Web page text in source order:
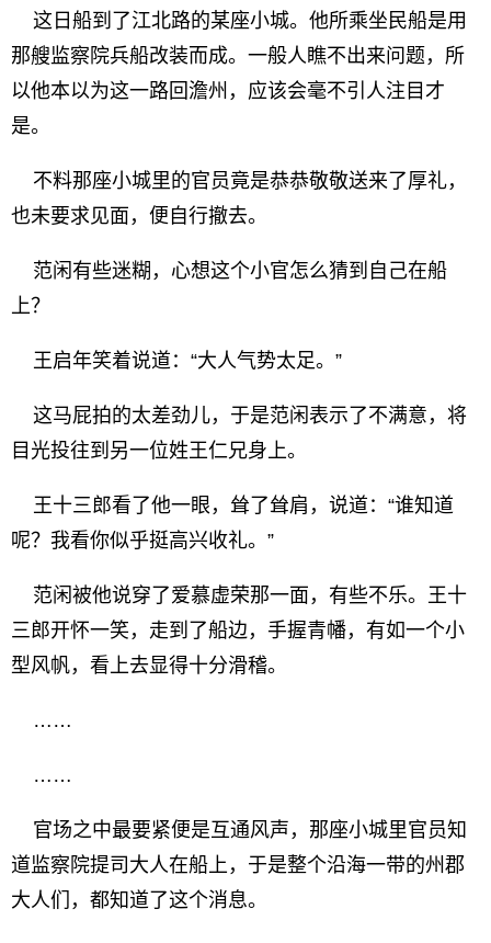
这日船到了江北路的某座小城。他所乘坐民船是用
那艘监察院兵船改装而成。一般人瞧不出来问题，所
以他本以为这一路回澹州，应该会毫不引人注目才
是。
不料那座小城里的官员竟是恭恭敬敬送来了厚礼，
也未要求见面，便自行撤去。
范闲有些迷糊，心想这个小官怎么猜到自己在船
上？
王启年笑着说道：“大人气势太足。”
这马屁拍的太差劲儿，于是范闲表示了不满意，将
目光投往到另一位姓王仁兄身上。
王十三郎看了他一眼，耸了耸肩，说道：“谁知道
呢？我看你似乎挺高兴收礼。”
范闲被他说穿了爱慕虚荣那一面，有些不乐。王十
三郎开怀一笑，走到了船边，手握青幡，有如一个小
型风帆，看上去显得十分滑稽。
……
……
官场之中最要紧便是互通风声，那座小城里官员知
道监察院提司大人在船上，于是整个沿海一带的州郡
大人们，都知道了这个消息。